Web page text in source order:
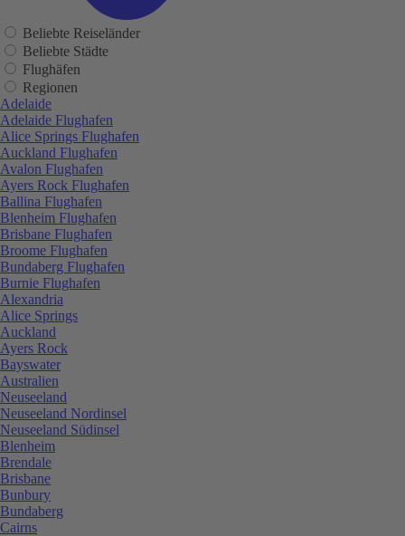
Beliebte Reiseländer
Beliebte Städte
Flughäfen
Regionen
Adelaide
Adelaide Flughafen
Alice Springs Flughafen
Auckland Flughafen
Avalon Flughafen
Ayers Rock Flughafen
Ballina Flughafen
Blenheim Flughafen
Brisbane Flughafen
Broome Flughafen
Bundaberg Flughafen
Burnie Flughafen
Alexandria
Alice Springs
Auckland
Ayers Rock
Bayswater
Australien
Neuseeland
Neuseeland Nordinsel
Neuseeland Südinsel
Blenheim
Brendale
Brisbane
Bunbury
Bundaberg
Cairns